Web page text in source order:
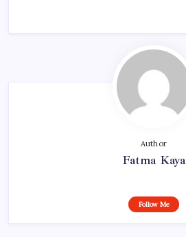
Author
Fatma Kaya
Follow Me